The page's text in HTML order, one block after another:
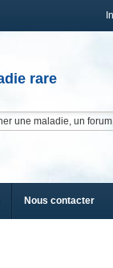
rare
Nous contacter